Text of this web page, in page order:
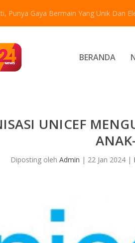
Punya Gaya Bermain Yang Unik Dan
BERANDA
UNICEF
Diposting oleh Admin | 22 Jan 2024|